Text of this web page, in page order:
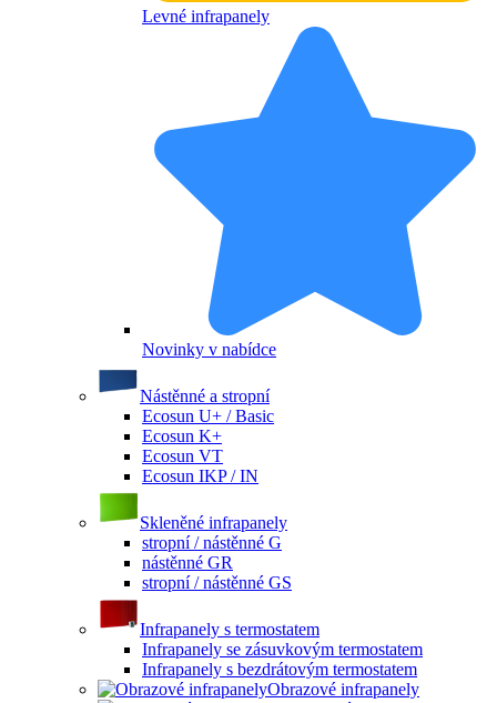
Levné infrapanely
Novinky v nabídce
Nástěnné a stropní
Ecosun U+ / Basic
Ecosun K+
Ecosun VT
Ecosun IKP / IN
Skleněné infrapanely
stropní / nástěnné G
nástěnné GR
stropní / nástěnné GS
Infrapanely s termostatem
Infrapanely se zásuvkovým termostatem
Infrapanely s bezdrátovým termostatem
Obrazové infrapanely